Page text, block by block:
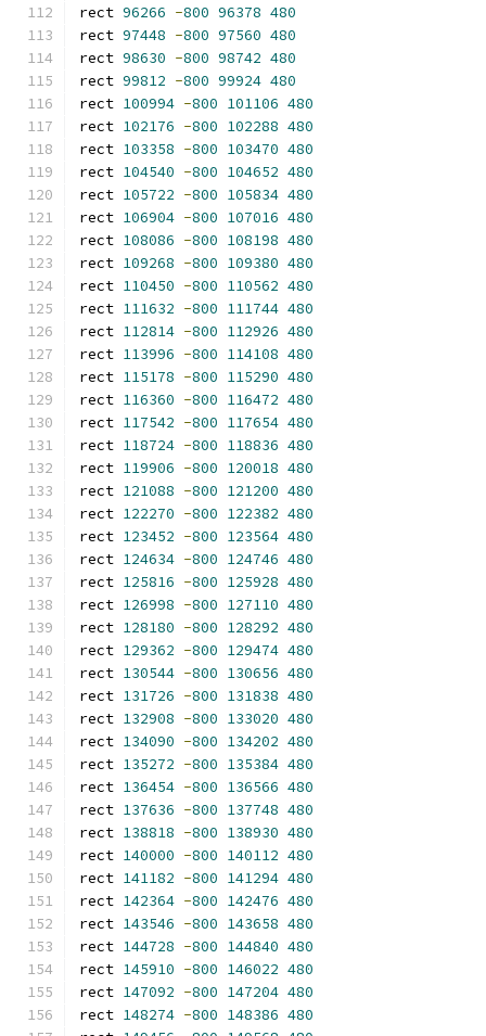
rect 96266 -800 96378 480
rect 97448 -800 97560 480
rect 98630 -800 98742 480
rect 99812 -800 99924 480
rect 100994 -800 101106 480
rect 102176 -800 102288 480
rect 103358 -800 103470 480
rect 104540 -800 104652 480
rect 105722 -800 105834 480
rect 106904 -800 107016 480
rect 108086 -800 108198 480
rect 109268 -800 109380 480
rect 110450 -800 110562 480
rect 111632 -800 111744 480
rect 112814 -800 112926 480
rect 113996 -800 114108 480
rect 115178 -800 115290 480
rect 116360 -800 116472 480
rect 117542 -800 117654 480
rect 118724 -800 118836 480
rect 119906 -800 120018 480
rect 121088 -800 121200 480
rect 122270 -800 122382 480
rect 123452 -800 123564 480
rect 124634 -800 124746 480
rect 125816 -800 125928 480
rect 126998 -800 127110 480
rect 128180 -800 128292 480
rect 129362 -800 129474 480
rect 130544 -800 130656 480
rect 131726 -800 131838 480
rect 132908 -800 133020 480
rect 134090 -800 134202 480
rect 135272 -800 135384 480
rect 136454 -800 136566 480
rect 137636 -800 137748 480
rect 138818 -800 138930 480
rect 140000 -800 140112 480
rect 141182 -800 141294 480
rect 142364 -800 142476 480
rect 143546 -800 143658 480
rect 144728 -800 144840 480
rect 145910 -800 146022 480
rect 147092 -800 147204 480
rect 148274 -800 148386 480